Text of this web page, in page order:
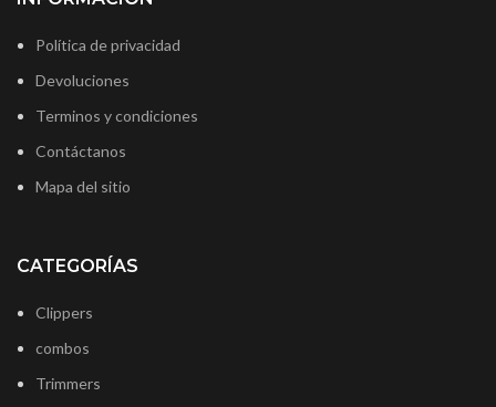
Política de privacidad
Devoluciones
Terminos y condiciones
Contáctanos
Mapa del sitio
CATEGORÍAS
Clippers
combos
Trimmers